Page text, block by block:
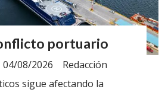
portuario
Redacción
04/08/2026
sigue afectando la